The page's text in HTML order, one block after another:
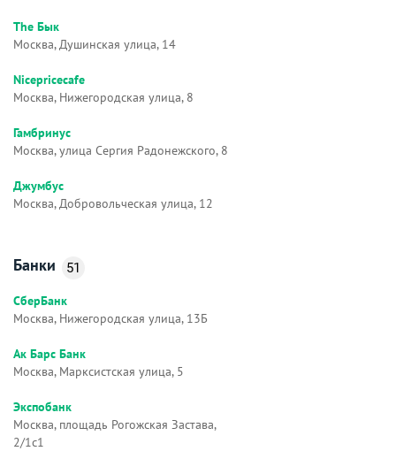
The Бык
Москва, Душинская улица, 14
Nicepricecafe
Москва, Нижегородская улица, 8
Гамбринус
Москва, улица Сергия Радонежского, 8
Джумбус
Москва, Добровольческая улица, 12
Банки 51
СберБанк
Москва, Нижегородская улица, 13Б
Ак Барс Банк
Москва, Марксистская улица, 5
Экспобанк
Москва, площадь Рогожская Застава,
2/1с1